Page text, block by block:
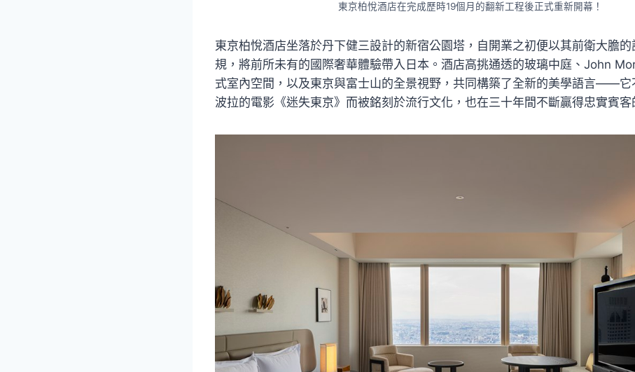
東京柏悅酒店在完成歷時19個月的翻新工程後正式重新開幕！
東京柏悅酒店坐落於丹下健三設計的新宿公園塔，自開業之初便以其前衛大膽
規，將前所未有的國際奢華體驗帶入日本。酒店高挑通透的玻璃中庭、John
式室內空間，以及東京與富士山的全景視野，共同構築了全新的美學語言——它
波拉的電影《迷失東京》而被銘刻於流行文化，也在三十年間不斷贏得忠實賓客